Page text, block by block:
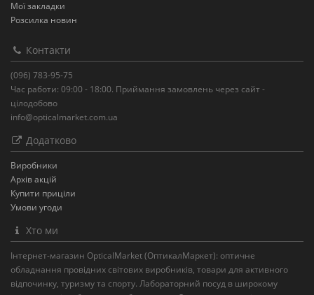
Мої закладки
Розсилка новин
Контакти
(096) 783-95-75
Час работи: 09:00 - 18:00. Приймання замовлень через сайт -
цілодобово
info@opticalmarket.com.ua
Додатково
Виробники
Архів акцій
Купити приціли
Умови угоди
Хто ми
Інтернет-магазин OpticalMarket (ОптикалМаркет): оптичне
обладнання провідних світових виробників, товари для активного
відпочинку, туризму та спорту. Лабораторний посуд в широкому